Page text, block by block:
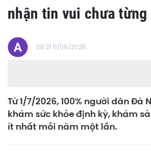
nhận tin vui chưa từng
08:21 11/06/2026
Từ 1/7/2026, 100% người dân Đà
khám sức khỏe định kỳ, khám
ít nhất mỗi năm một lần.